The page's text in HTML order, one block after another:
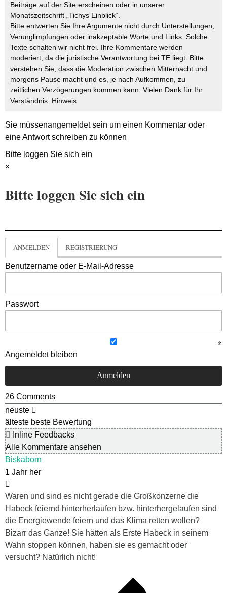
Beiträge auf der Site erscheinen oder in unserer
Monatszeitschrift „Tichys Einblick“.
Bitte entwerten Sie Ihre Argumente nicht durch Unterstellungen,
Verunglimpfungen oder inakzeptable Worte und Links. Solche
Texte schalten wir nicht frei. Ihre Kommentare werden
moderiert, da die juristische Verantwortung bei TE liegt. Bitte
verstehen Sie, dass die Moderation zwischen Mitternacht und
morgens Pause macht und es, je nach Aufkommen, zu
zeitlichen Verzögerungen kommen kann. Vielen Dank für Ihr
Verständnis. Hinweis
Sie müssenangemeldetsein um einen Kommentar oder
eine Antwort schreiben zu können
Bitte loggen Sie sich ein
×
Bitte loggen Sie sich ein
ANMELDEN REGISTRIERUNG
Benutzername oder E-Mail-Adresse
Passwort
Angemeldet bleiben
26 Comments
neuste
älteste beste Bewertung
Inline Feedbacks
Alle Kommentare ansehen
Biskaborn
1 Jahr her
Waren und sind es nicht gerade die Großkonzerne die
Habeck feiernd hinterherlaufen bzw. hinterhergelaufen sind
die Energiewende feiern und das Klima retten wollen?
Bizarr das Ganze! Sie hätten als Erste Habeck in seinem
Wahn stoppen können, haben sie es gemacht oder
versucht? Natürlich nicht!